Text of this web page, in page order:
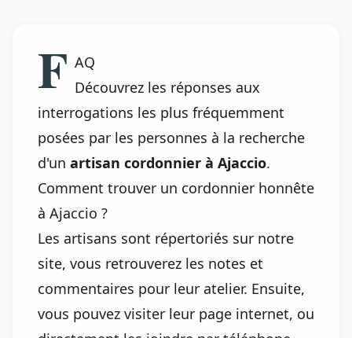
F AQ
Découvrez les réponses aux
interrogations les plus fréquemment
posées par les personnes à la recherche
d'un artisan cordonnier à Ajaccio.
Comment trouver un cordonnier honnête
à Ajaccio ?
Les artisans sont répertoriés sur notre
site, vous retrouverez les notes et
commentaires pour leur atelier. Ensuite,
vous pouvez visiter leur page internet, ou